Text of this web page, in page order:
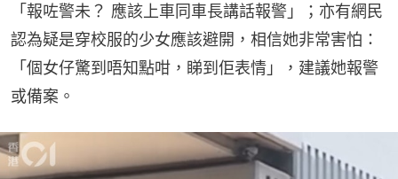
「報咗警未？ 應該上車同車長講話報警」；亦有網民
認為疑是穿校服的少女應該避開，相信她非常害怕：
「個女仔驚到唔知點咁，睇到佢表情」，建議她報警
或備案。